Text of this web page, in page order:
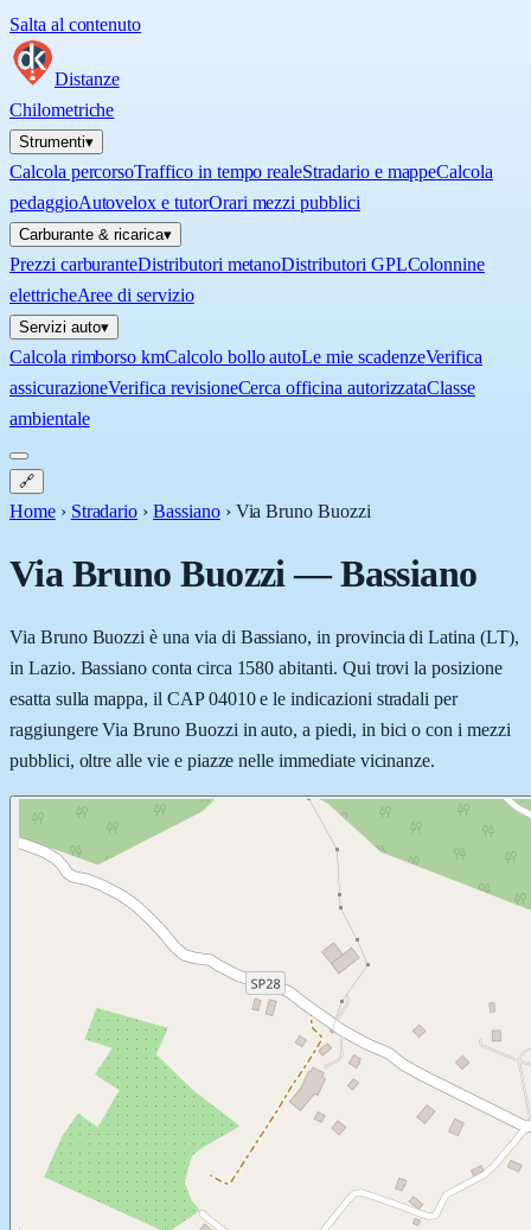
Salta al contenuto
Distanze
Chilometriche
Strumenti▾
Calcola percorsoTraffico in tempo realeStradario e mappeCalcola
pedaggioAutovelox e tutorOrari mezzi pubblici
Carburante & ricarica▾
Prezzi carburanteDistributori metanoDistributori GPLColonnine
elettricheAree di servizio
Servizi auto▾
Calcola rimborso kmCalcolo bollo autoLe mie scadenzeVerifica
assicurazioneVerifica revisioneCerca officina autorizzataClasse
ambientale
🔗
Home › Stradario › Bassiano › Via Bruno Buozzi
Via Bruno Buozzi—Bassiano
Via Bruno Buozzi è una via di Bassiano, in provincia di Latina (LT),
in Lazio. Bassiano conta circa 1580 abitanti. Qui trovi la posizione
esatta sulla mappa, il CAP 04010 e le indicazioni stradali per
raggiungere Via Bruno Buozzi in auto, a piedi, in bici o con i mezzi
pubblici, oltre alle vie e piazze nelle immediate vicinanze.